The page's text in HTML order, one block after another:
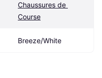
Chaussures de
Course
Breeze/White